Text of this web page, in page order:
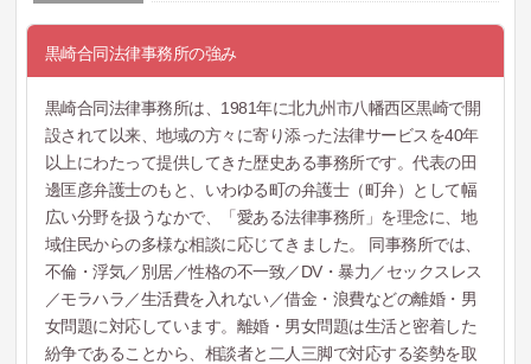
黒崎合同法律事務所の強み
黒崎合同法律事務所は、1981年に北九州市八幡西区黒崎で開
設されて以来、地域の方々に寄り添った法律サービスを40年
以上にわたって提供してきた歴史ある事務所です。代表の田
邊匡彦弁護士のもと、いわゆる町の弁護士（町弁）として幅
広い分野を扱うなかで、「愛ある法律事務所」を理念に、地
域住民からの多様な相談に応じてきました。 同事務所では、
不倫・浮気／別居／性格の不一致／DV・暴力／セックスレス
／モラハラ／生活費を入れない／借金・浪費などの離婚・男
女問題に対応しています。離婚・男女問題は生活と密着した
紛争であることから、相談者と二人三脚で対応する姿勢を取